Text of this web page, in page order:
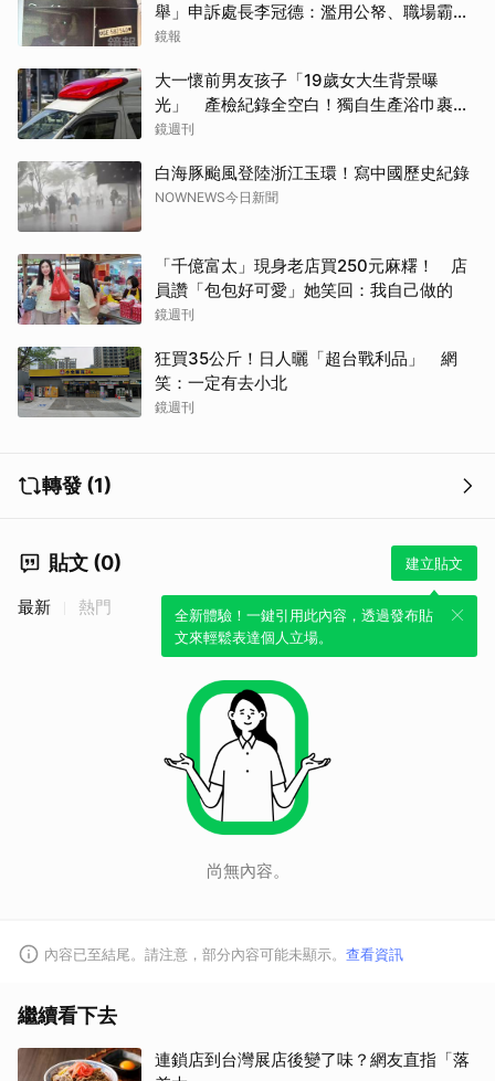
舉」申訴處長李冠德：濫用公帑、職場霸
凌、超速仔拒繳罰單 外交部要查了
鏡報
大一懷前男友孩子「19歲女大生背景曝
光」 產檢紀錄全空白！獨自生產浴巾裹嬰
屍藏家5天
鏡週刊
白海豚颱風登陸浙江玉環！寫中國歷史紀錄
NOWNEWS今日新聞
「千億富太」現身老店買250元麻糬！ 店
員讚「包包好可愛」她笑回：我自己做的
鏡週刊
狂買35公斤！日人曬「超台戰利品」 網
笑：一定有去小北
鏡週刊
轉發 (1)
貼文 (0) 建立貼文
全新體驗！一鍵引用此內容，透過發布貼
文來輕鬆表達個人立場。
最新 熱門
尚無內容。
內容已至結尾。請注意，部分內容可能未顯示。 查看資訊
繼續看下去
連鎖店到台灣展店後變了味？網友直指「落